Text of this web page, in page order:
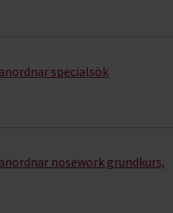
specialsök
nosework grundkurs,